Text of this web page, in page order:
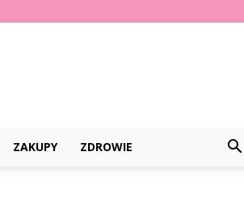
ZAKUPY ZDROWIE